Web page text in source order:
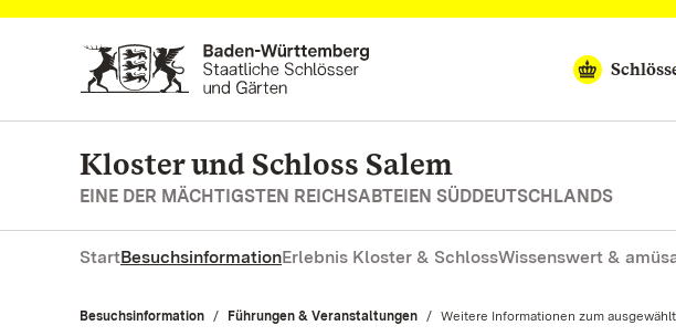
Zum Hauptinhalt springen
Kloster und Schloss Salem
EINE DER MÄCHTIGSTEN REICHSABTEIEN SÜDDEUTSCHLANDS
StartBesuchsinformationErlebnis Kloster & SchlossWissenswert &
Besuchsinformation Führungen & Veranstaltungen Aktuell:
Weitere Informationen zum